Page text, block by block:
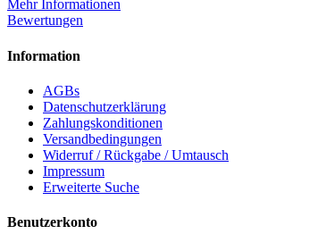
Mehr Informationen
Bewertungen
Information
AGBs
Datenschutzerklärung
Zahlungskonditionen
Versandbedingungen
Widerruf / Rückgabe / Umtausch
Impressum
Erweiterte Suche
Benutzerkonto